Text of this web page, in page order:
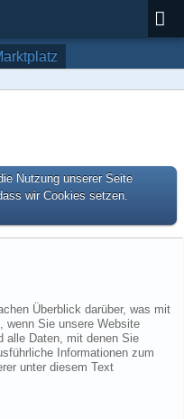
Nutzung unserer Seite
wir Cookies setzen.
Überblick darüber, was mit
wenn Sie unsere Website
alle Daten, mit denen Sie
Informationen zum
unter diesem Text